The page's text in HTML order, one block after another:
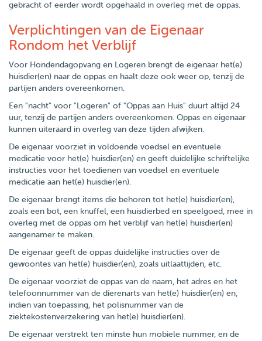
gebracht of eerder wordt opgehaald in overleg met de oppas.
Verplichtingen van de Eigenaar
Rondom het Verblijf
Voor Hondendagopvang en Logeren brengt de eigenaar het(e)
huisdier(en) naar de oppas en haalt deze ook weer op, tenzij de
partijen anders overeenkomen.
Een "nacht" voor "Logeren" of "Oppas aan Huis" duurt altijd 24
uur, tenzij de partijen anders overeenkomen. Oppas en eigenaar
kunnen uiteraard in overleg van deze tijden afwijken.
De eigenaar voorziet in voldoende voedsel en eventuele
medicatie voor het(e) huisdier(en) en geeft duidelijke schriftelijke
instructies voor het toedienen van voedsel en eventuele
medicatie aan het(e) huisdier(en).
De eigenaar brengt items die behoren tot het(e) huisdier(en),
zoals een bot, een knuffel, een huisdierbed en speelgoed, mee in
overleg met de oppas om het verblijf van het(e) huisdier(en)
aangenamer te maken.
De eigenaar geeft de oppas duidelijke instructies over de
gewoontes van het(e) huisdier(en), zoals uitlaattijden, etc.
De eigenaar voorziet de oppas van de naam, het adres en het
telefoonnummer van de dierenarts van het(e) huisdier(en) en,
indien van toepassing, het polisnummer van de
ziektekostenverzekering van het(e) huisdier(en).
De eigenaar verstrekt ten minste hun mobiele nummer, en de